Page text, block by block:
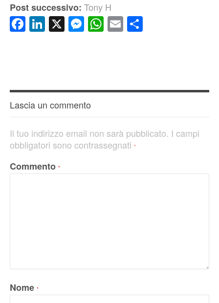
Post successivo: Tony H
Facebook
LinkedIn
X Messenger
WhatsApp
Email
Lascia un commento
Il tuo indirizzo email non sarà pubblicato. I campi
obbligatori sono contrassegnati *
Commento *
Nome *